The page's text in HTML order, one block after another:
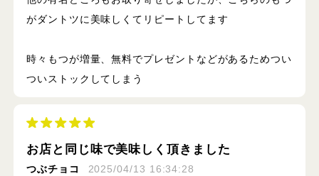
がダントツに美味しくてリピートしてます
時々もつが増量、無料でプレゼントなどがあるためつい
ついストックしてしまう
お店と同じ味で美味しく頂きました
つぶチョコ
2025/04/13 16:34:28